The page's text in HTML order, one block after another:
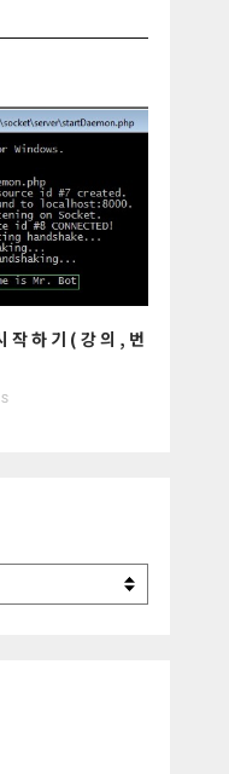
하기(강의,번